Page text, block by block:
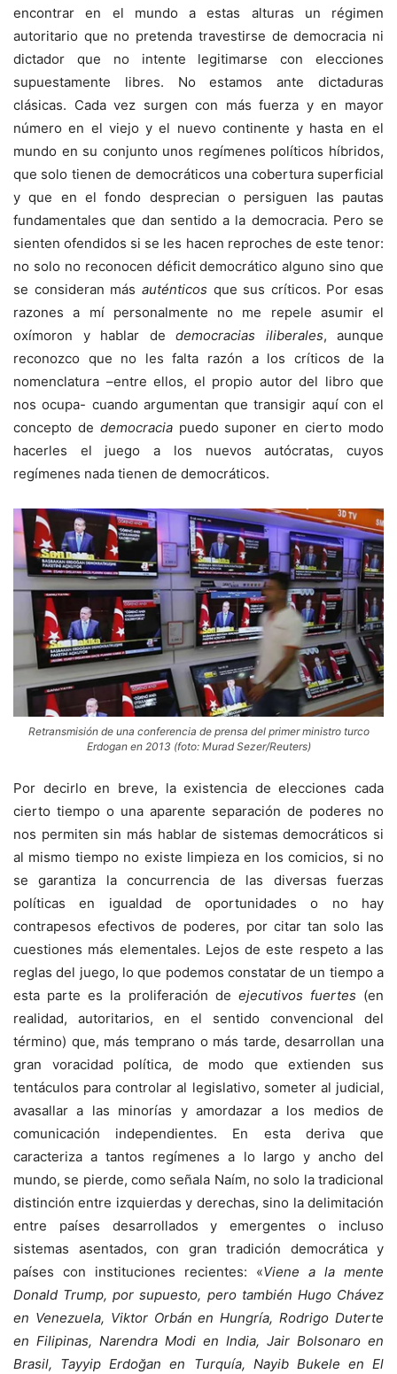
encontrar en el mundo a estas alturas un régimen
autoritario que no pretenda travestirse de democracia ni
dictador que no intente legitimarse con elecciones
supuestamente libres. No estamos ante dictaduras
clásicas. Cada vez surgen con más fuerza y en mayor
número en el viejo y el nuevo continente y hasta en el
mundo en su conjunto unos regímenes políticos híbridos,
que solo tienen de democráticos una cobertura superficial
y que en el fondo desprecian o persiguen las pautas
fundamentales que dan sentido a la democracia. Pero se
sienten ofendidos si se les hacen reproches de este tenor:
no solo no reconocen déficit democrático alguno sino que
se consideran más auténticos que sus críticos. Por esas
razones a mí personalmente no me repele asumir el
oxímoron y hablar de democracias iliberales, aunque
reconozco que no les falta razón a los críticos de la
nomenclatura –entre ellos, el propio autor del libro que
nos ocupa- cuando argumentan que transigir aquí con el
concepto de democraciapuedo suponer en cierto modo
hacerles el juego a los nuevos autócratas, cuyos
regímenes nada tienen de democráticos.
Retransmisión de una conferencia de prensa del primer ministro turco
Erdogan en 2013 (foto: Murad Sezer/Reuters)
Por decirlo en breve, la existencia de elecciones cada
cierto tiempo o una aparente separación de poderes no
nos permiten sin más hablar de sistemas democráticos si
al mismo tiempo no existe limpieza en los comicios, si no
se garantiza la concurrencia de las diversas fuerzas
políticas en igualdad de oportunidades o no hay
contrapesos efectivos de poderes, por citar tan solo las
cuestiones más elementales. Lejos de este respeto a las
reglas del juego, lo que podemos constatar de un tiempo a
esta parte es la proliferación de ejecutivos fuertes (en
realidad, autoritarios, en el sentido convencional del
término) que, más temprano o más tarde, desarrollan una
gran voracidad política, de modo que extienden sus
tentáculos para controlar al legislativo, someter al judicial,
avasallar a las minorías y amordazar a los medios de
comunicación independientes. En esta deriva que
caracteriza a tantos regímenes a lo largo y ancho del
mundo, se pierde, como señala Naím, no solo la tradicional
distinción entre izquierdas y derechas, sino la delimitación
entre países desarrollados y emergentes o incluso
sistemas asentados, con gran tradición democrática y
países con instituciones recientes: «Viene a la mente
Donald Trump, por supuesto, pero también Hugo Chávez
en Venezuela, Viktor Orbán en Hungría, Rodrigo Duterte
en Filipinas, Narendra Modi en India, Jair Bolsonaro en
Brasil, Tayyip Erdoğan en Turquía, Nayib Bukele en El